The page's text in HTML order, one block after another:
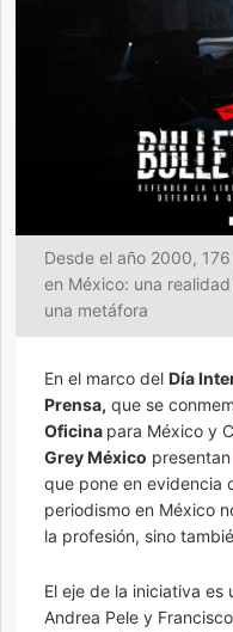
Desde el año 2000,
en México: una
una metáfora
En el marco del Día
Prensa, que se
Oficina para México y
Grey México presentan
que pone en evidencia
periodismo en México
la profesión, sino
El eje de la iniciativa
Andrea Pele y